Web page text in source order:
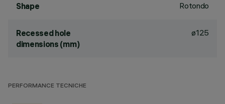
Shape Rotondo
Recessed hole
dimensions (mm)
ø125
PERFORMANCE TECNICHE